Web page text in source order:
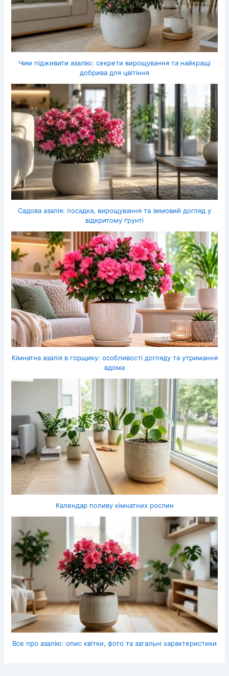
Чим підживити азалію: секрети вирощування та найкращі
добрива для цвітіння
Садова азалія: посадка, вирощування та зимовий догляд у
відкритому ґрунті
Кімнатна азалія в горщику: особливості догляду та утримання
вдома
Календар поливу кімнатних рослин
Все про азалію: опис квітки, фото та загальні характеристики